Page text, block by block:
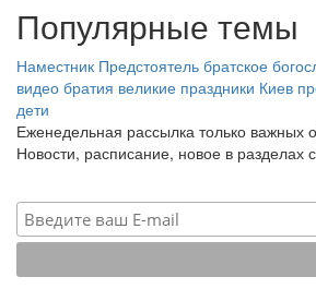
Популярные темы
Наместник Предстоятель братское
видео братия великие праздники Киев
дети
Еженедельная рассылка только важных
Новости, расписание, новое в разделах